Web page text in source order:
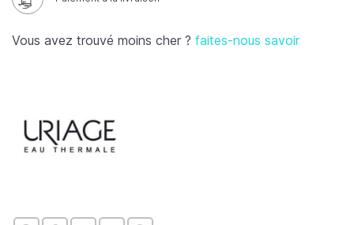
Vous avez trouvé moins cher ? faites-nous savoir